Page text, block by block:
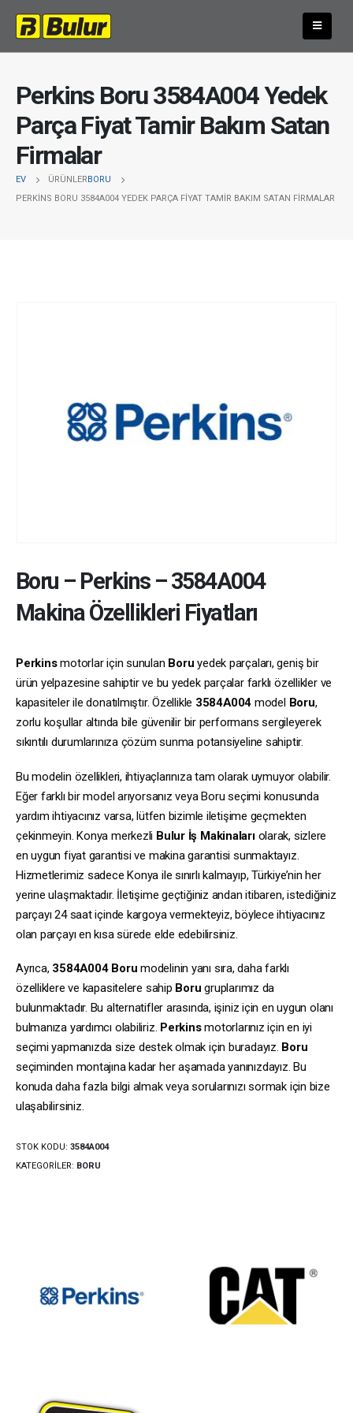
Perkins Boru 3584A004 Yedek
Parça Fiyat Tamir Bakım Satan
Firmalar
EV ÜRÜNLERBORU
PERKINS BORU 3584A004 YEDEK PARÇA FIYAT TAMIR BAKIM SATAN FIRMALAR
Boru – Perkins–3584A004
Makina Özellikleri Fiyatları
Perkinsmotorlar için sunulan Boru yedek parçaları, geniş bir
ürün yelpazesine sahiptir ve bu yedek parçalar farklı özellikler ve
kapasiteler ile donatılmıştır. Özellikle 3584A004 model Boru,
zorlu koşullar altında bile güvenilir bir performans sergileyerek
sıkıntılı durumlarınıza çözüm sunma potansiyeline sahiptir.
Bu modelin özellikleri, ihtiyaçlarınıza tam olarak uymuyor olabilir.
Eğer farklı bir model arıyorsanız veya Boru seçimi konusunda
yardım ihtiyacınız varsa, lütfen bizimle iletişime geçmekten
çekinmeyin. Konya merkezli Bulur İş Makinalarıolarak, sizlere
en uygun fiyat garantisi ve makina garantisi sunmaktayız.
Hizmetlerimiz sadece Konya ile sınırlı kalmayıp, Türkiye’nin her
yerine ulaşmaktadır. İletişime geçtiğiniz andan itibaren, istediğiniz
parçayı 24 saat içinde kargoya vermekteyiz, böylece ihtiyacınız
olan parçayı en kısa sürede elde edebilirsiniz.
Ayrıca, 3584A004 Boru modelinin yanı sıra, daha farklı
özelliklere ve kapasitelere sahip Boru gruplarımız da
bulunmaktadır. Bu alternatifler arasında, işiniz için en uygun olanı
bulmanıza yardımcı olabiliriz. Perkinsmotorlarınız için en iyi
seçimi yapmanızda size destek olmak için buradayız. Boru
seçiminden montajına kadar her aşamada yanınızdayız. Bu
konuda daha fazla bilgi almak veya sorularınızı sormak için bize
ulaşabilirsiniz.
STOK KODU: 3584A004
KATEGORILER: BORU